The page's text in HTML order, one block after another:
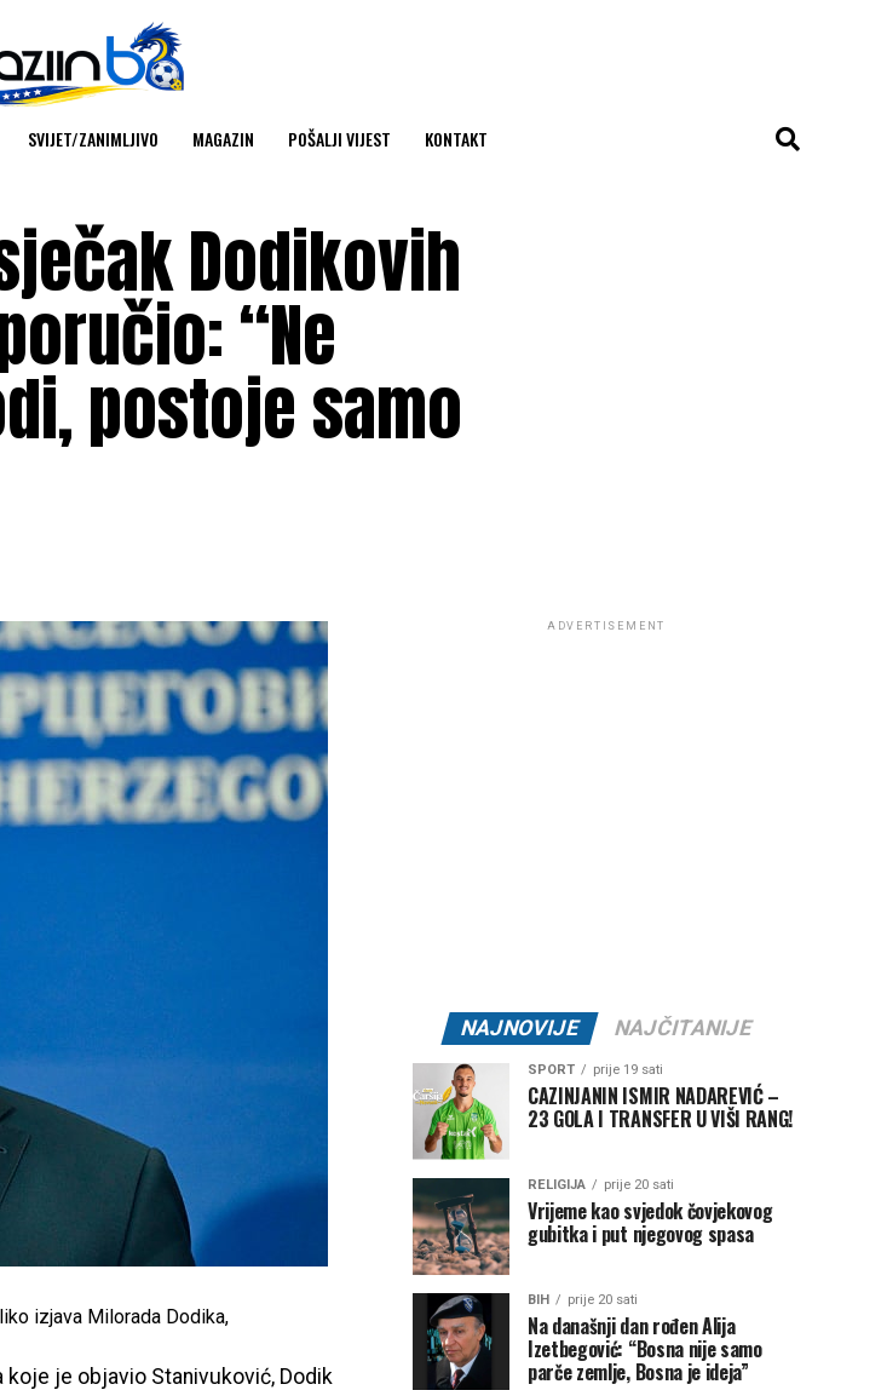
SVIJET/ZANIMLJIVO MAGAZIN POŠALJI VIJEST KONTAKT
Dodikovih
“Ne
postoje samo
izjava Milorada Dodika,
je objavio Stanivuković, Dodik
ADVERTISEMENT
NAJNOVIJE NAJČITANIJE
SPORT prije 19 sati
CAZINJANIN ISMIR NADAREVIĆ –
23 GOLA I TRANSFER U VIŠI RANG!
RELIGIJA prije 20 sati
Vrijeme kao svjedok čovjekovog
gubitka i put njegovog spasa
BIH prije 20 sati
Na današnji dan rođen Alija
Izetbegović: “Bosna nije samo
parče zemlje, Bosna je ideja”